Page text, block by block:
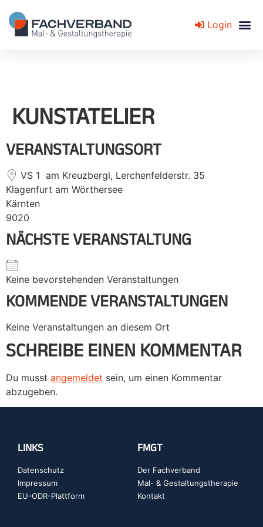
Login
KUNSTATELIER
VERANSTALTUNGSORT
VS 1 am Kreuzbergl, Lerchenfelderstr. 35
Klagenfurt am Wörthersee
Kärnten
9020
NÄCHSTE VERANSTALTUNG
Keine bevorstehenden Veranstaltungen
KOMMENDE VERANSTALTUNGEN
Keine Veranstaltungen an diesem Ort
SCHREIBE EINEN KOMMENTAR
Du musst angemeldet sein, um einen Kommentar
abzugeben.
LINKS
Datenschutz
Impressum
EU-ODR-Plattform
FMGT
Der Fachverband
Mal- & Gestaltungstherapie
Kontakt